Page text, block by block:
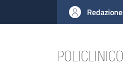
al contenuto principale
to footer content
Redazione